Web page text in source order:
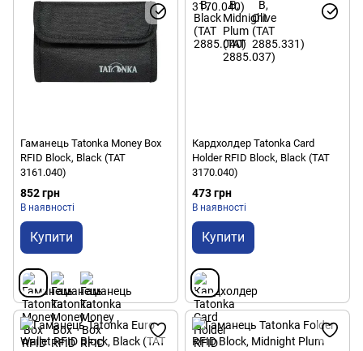
Гаманець Tatonka Money Box
RFID Block, Black (TAT
3161.040)
852 грн
В наявності
Купити
Кардхолдер Tatonka Card
Holder RFID Block, Black (TAT
3170.040)
473 грн
В наявності
Купити